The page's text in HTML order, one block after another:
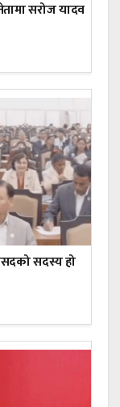
सरोज यादव
सदस्य हो